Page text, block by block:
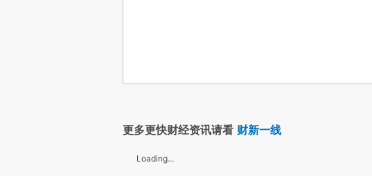
更多更快财经资讯请看 财新一线
Loading...